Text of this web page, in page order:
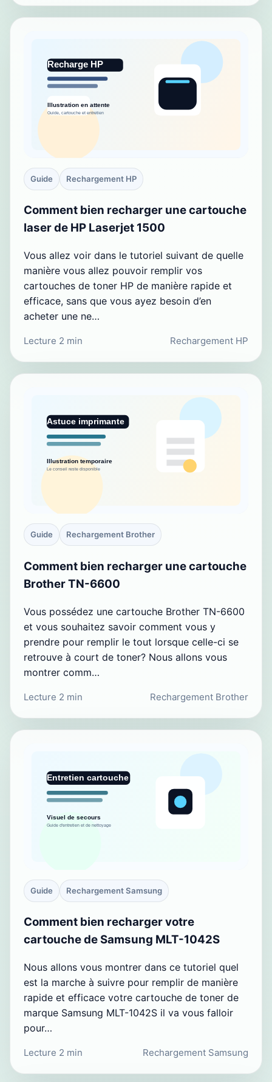
Guide Rechargement HP
Comment bien recharger une cartouche
laser de HP Laserjet 1500
Vous allez voir dans le tutoriel suivant de quelle
manière vous allez pouvoir remplir vos
cartouches de toner HP de manière rapide et
efficace, sans que vous ayez besoin d’en
acheter une ne…
Lecture 2 min Rechargement HP
Guide Rechargement Brother
Comment bien recharger une cartouche
Brother TN-6600
Vous possédez une cartouche Brother TN-6600
et vous souhaitez savoir comment vous y
prendre pour remplir le tout lorsque celle-ci se
retrouve à court de toner? Nous allons vous
montrer comm…
Lecture 2 min Rechargement Brother
Guide Rechargement Samsung
Comment bien recharger votre
cartouche de Samsung MLT-1042S
Nous allons vous montrer dans ce tutoriel quel
est la marche à suivre pour remplir de manière
rapide et efficace votre cartouche de toner de
marque Samsung MLT-1042S il va vous falloir
pour…
Lecture 2 min Rechargement Samsung